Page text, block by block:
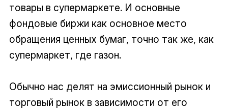
товары в супермаркете. И основные
фондовые биржи как основное место
обращения ценных бумаг, точно так же, как
супермаркет, где газон.
Обычно нас делят на эмиссионный рынок и
торговый рынок в зависимости от его